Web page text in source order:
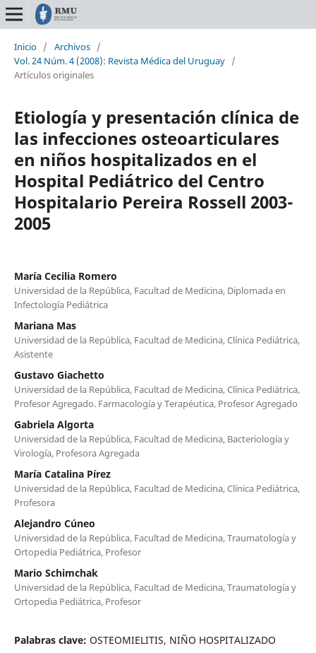
Inicio / Archivos /
Vol. 24 Núm. 4 (2008): Revista Médica del Uruguay /
Artículos originales
Etiología y presentación clínica de
las infecciones osteoarticulares
en niños hospitalizados en el
Hospital Pediátrico del Centro
Hospitalario Pereira Rossell 2003-
2005
María Cecilia Romero
Universidad de la República, Facultad de Medicina, Diplomada en
Infectología Pediátrica
Mariana Mas
Universidad de la República, Facultad de Medicina, Clínica Pediátrica,
Asistente
Gustavo Giachetto
Universidad de la República, Facultad de Medicina, Clínica Pediátrica,
Profesor Agregado. Farmacología y Terapéutica, Profesor Agregado
Gabriela Algorta
Universidad de la República, Facultad de Medicina, Bacteriología y
Virología, Profesora Agregada
María Catalina Pírez
Universidad de la República, Facultad de Medicina, Clínica Pediátrica,
Profesora
Alejandro Cúneo
Universidad de la República, Facultad de Medicina, Traumatología y
Ortopedia Pediátrica, Profesor
Mario Schimchak
Universidad de la República, Facultad de Medicina, Traumatología y
Ortopedia Pediátrica, Profesor
Palabras clave: OSTEOMIELITIS, NIÑO HOSPITALIZADO